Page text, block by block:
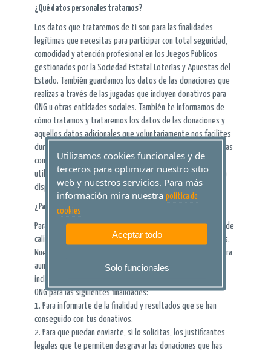
¿Qué datos personales tratamos?
Los datos que trataremos de ti son para las finalidades
legítimas que necesitas para participar con total seguridad,
comodidad y atención profesional en los Juegos Públicos
gestionados por la Sociedad Estatal Loterías y Apuestas del
Estado. También guardamos los datos de las donaciones que
realizas a través de las jugadas que incluyen donativos para
ONG u otras entidades sociales. También te informamos de
cómo tratamos y trataremos los datos de las donaciones y
aquellos datos adicionales que voluntariamente nos facilites
durante las futuras relaciones e interacciones que mantengas
con nosotros o con las entidades y o distribuidores que
utilicen las tecnologías sociales y multicanal que ponemos a
disposición de la sociedad y de todos nuestros clientes.
¿Para qué tratamos tus datos personales?
Para cumplir con nuestra misión de ofrecer un Juego Público de
calidad, transparente y comprometido con sus fines sociales.
Nuestro compromiso por contribuir a una sociedad mejor, para
aumentar las recompensas que reciben nuestros clientes,
incluyen los servicios que brindamos a entidades sociales y
ONG para las siguientes finalidades:
1. Para informarte de la finalidad y resultados que se han
conseguido con tus donativos.
2. Para que puedan enviarte, si lo solicitas, los justificantes
legales que te permiten desgravar las donaciones que has
Utilizamos cookies funcionales y de
terceros para optimizar nuestro sitio
web y nuestros servicios. Para más
información mira nuestra politica de
cookies
Aceptar todo
Solo funcionales